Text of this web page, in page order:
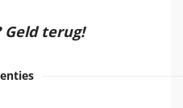
Geld terug!